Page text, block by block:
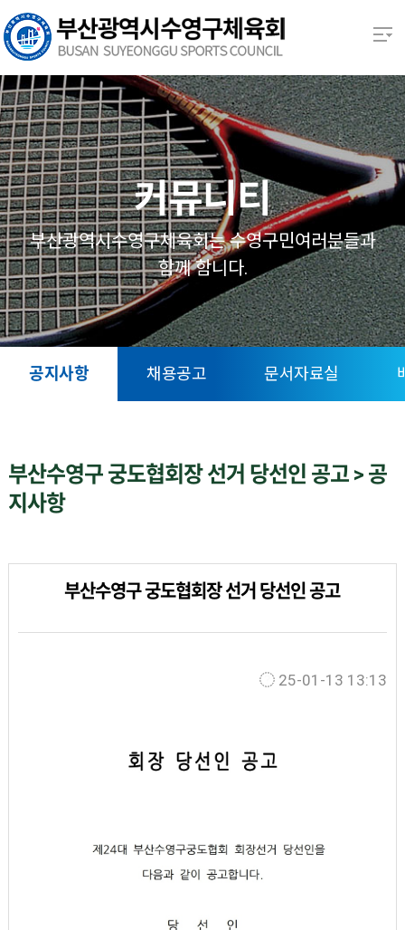
본문 바로가기
열기
열기
열기
열기
열기
열기
커뮤니티
부산광역시수영구체육회는 수영구민여러분들과
함께 함니다.
공지사항 채용공고 문서자료실
부산수영구 궁도협회장 선거 당선인 공고 > 공
지사항
부산수영구 궁도협회장 선거 당선인 공고
25-01-13 13:13